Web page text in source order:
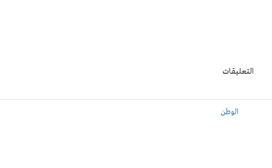
التعليقات
الوطن